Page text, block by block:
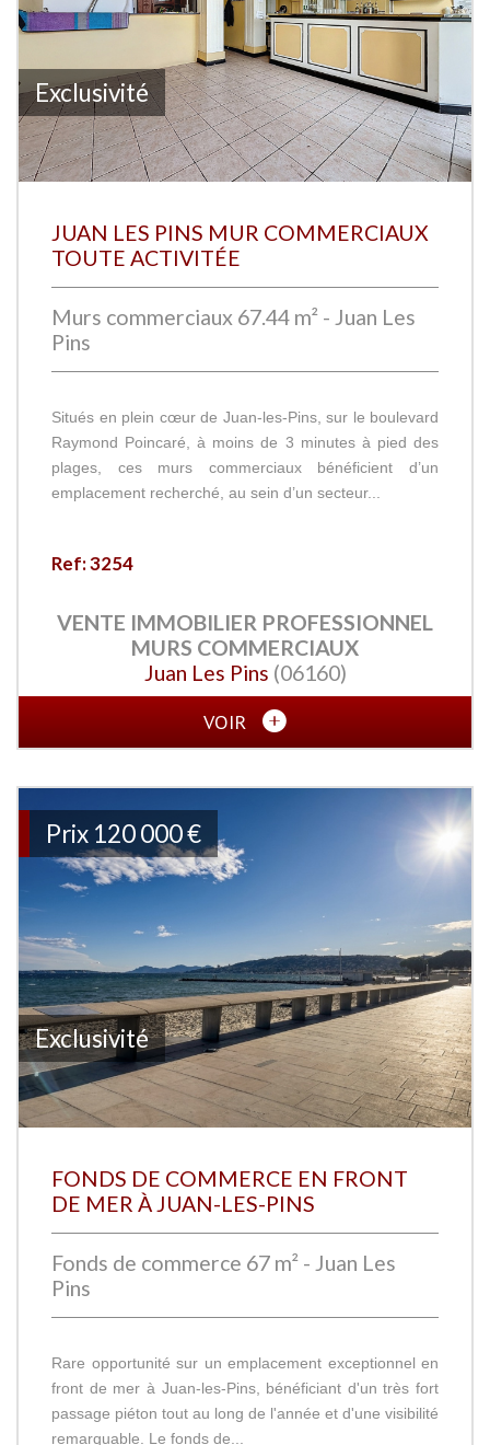
Exclusivité
JUAN LES PINS MUR COMMERCIAUX
TOUTE ACTIVITÉE
Murs commerciaux 67.44 m² - Juan Les
Pins
Situés en plein cœur de Juan-les-Pins, sur le boulevard
Raymond Poincaré, à moins de 3 minutes à pied des
plages, ces murs commerciaux bénéficient d’un
emplacement recherché, au sein d’un secteur...
Ref: 3254
VENTE IMMOBILIER PROFESSIONNEL
MURS COMMERCIAUX
Juan Les Pins (06160)
VOIR
Exclusivité
Prix 120 000 €
FONDS DE COMMERCE EN FRONT
DE MER À JUAN-LES-PINS
Fonds de commerce 67 m² - Juan Les
Pins
Rare opportunité sur un emplacement exceptionnel en
front de mer à Juan-les-Pins, bénéficiant d'un très fort
passage piéton tout au long de l'année et d'une visibilité
remarquable. Le fonds de...